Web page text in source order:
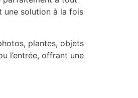
une solution à la fois
plantes, objets
l’entrée, offrant une